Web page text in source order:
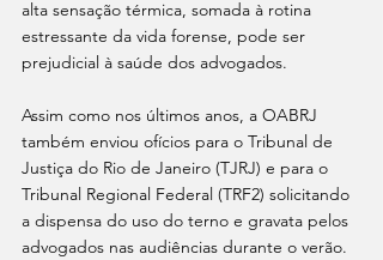
alta sensação térmica, somada à rotina
estressante da vida forense, pode ser
prejudicial à saúde dos advogados.
Assim como nos últimos anos, a OABRJ
também enviou ofícios para o Tribunal de
Justiça do Rio de Janeiro (TJRJ) e para o
Tribunal Regional Federal (TRF2) solicitando
a dispensa do uso do terno e gravata pelos
advogados nas audiências durante o verão.